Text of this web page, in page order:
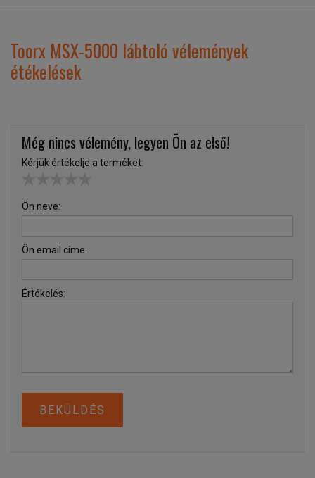
Toorx MSX-5000 lábtoló vélemények
étékelések
Még nincs vélemény, legyen Ön az első!
Kérjük értékelje a terméket:
Ön neve:
Ön email címe:
Értékelés:
BEKÜLDÉS